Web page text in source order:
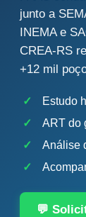
junto a
INEMA e
CREA-RS
+12 mil
✓
Estudo
✓
ART do
✓
Análise
✓
💬